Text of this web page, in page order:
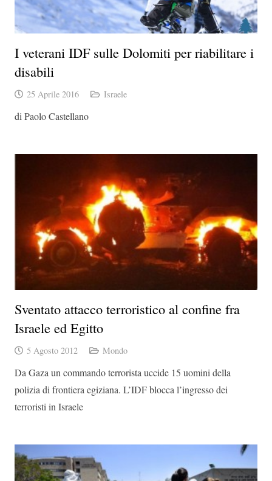
I veterani IDF sulle Dolomiti per riabilitare i
disabili
25 Aprile 2016 Israele
di Paolo Castellano
Sventato attacco terroristico al confine fra
Israele ed Egitto
5 Agosto 2012 Mondo
Da Gaza un commando terrorista uccide 15 uomini della
polizia di frontiera egiziana. L’IDF blocca l’ingresso dei
terroristi in Israele